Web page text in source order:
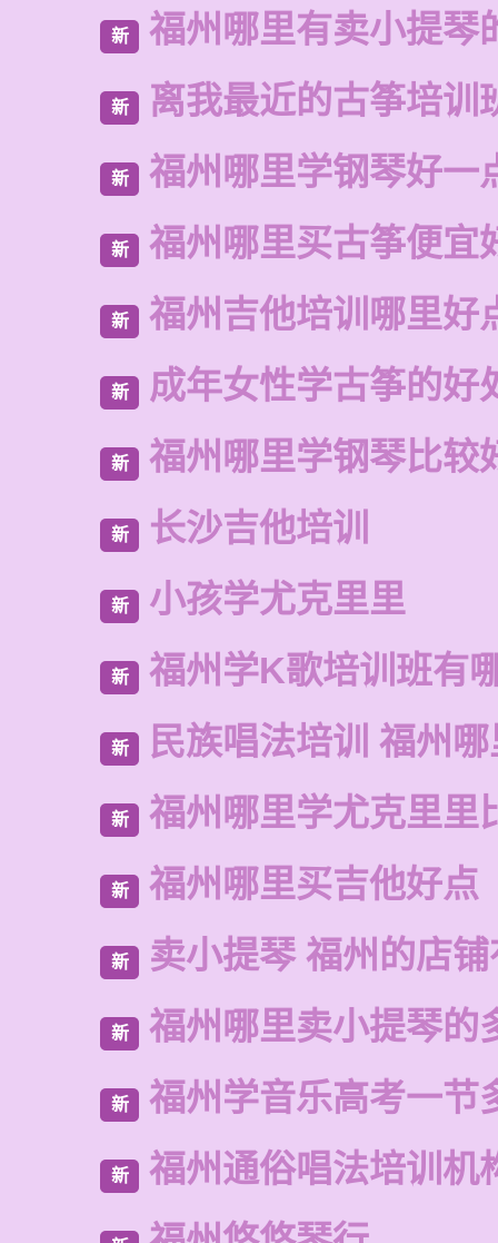
新 福州哪里有卖小提琴
新 离我最近的古筝培训
新 福州哪里学钢琴好一
新 福州哪里买古筝便宜
新 福州吉他培训哪里好
新 成年女性学古筝的好
新 福州哪里学钢琴比较
新 长沙吉他培训
新 小孩学尤克里里
新 福州学K歌培训班有
新 民族唱法培训 福州
新 福州哪里学尤克里里
新 福州哪里买吉他好点
新 卖小提琴 福州的店
新 福州哪里卖小提琴的
新 福州学音乐高考一节
新 福州通俗唱法培训机